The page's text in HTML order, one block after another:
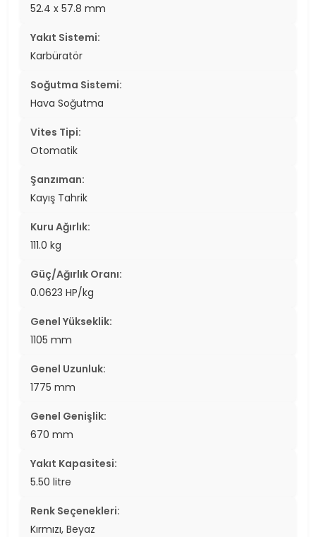
52.4 x 57.8 mm
Yakıt Sistemi:
Karbüratör
Soğutma Sistemi:
Hava Soğutma
Vites Tipi:
Otomatik
Şanzıman:
Kayış Tahrik
Kuru Ağırlık:
111.0 kg
Güç/Ağırlık Oranı:
0.0623 HP/kg
Genel Yükseklik:
1105 mm
Genel Uzunluk:
1775 mm
Genel Genişlik:
670 mm
Yakıt Kapasitesi:
5.50 litre
Renk Seçenekleri:
Kırmızı, Beyaz